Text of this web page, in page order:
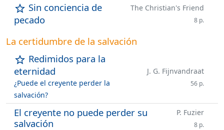
star_outline Sin conciencia de
pecado
The Christian's Friend
8 p.
La certidumbre de la salvación
star_outline Redimidos para la
eternidad
¿Puede el creyente perder la
salvación?
J. G. Fijnvandraat
56 p.
El creyente no puede perder su
salvación
P. Fuzier
8 p.